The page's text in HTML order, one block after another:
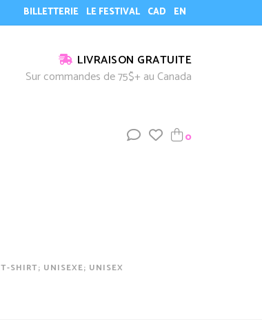
BILLETTERIE LE FESTIVAL CAD EN
LIVRAISON GRATUITE
Sur commandes de 75$+ au Canada
0
T-SHIRT; UNISEXE; UNISEX